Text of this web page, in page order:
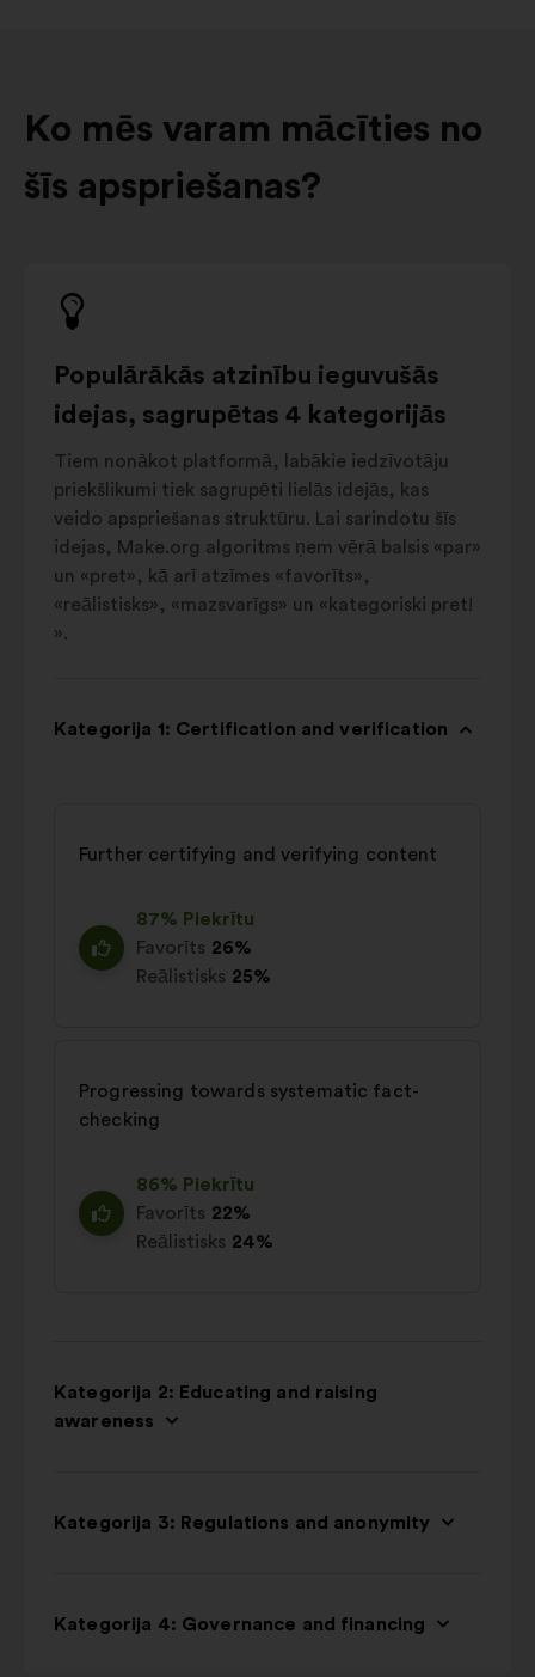
Ko mēs varam mācīties no
šīs apspriešanas?
Populārākās atzinību ieguvušās
idejas, sagrupētas 4 kategorijās
Tiem nonākot platformā, labākie iedzīvotāju
priekšlikumi tiek sagrupēti lielās idejās, kas
veido apspriešanas struktūru. Lai sarindotu šīs
idejas, Make.org algoritms ņem vērā balsis «par»
un «pret», kā arī atzīmes «favorīts»,
«reālistisks», «mazsvarīgs» un «kategoriski pret!
».
Kategorija 1: Certification and verification
Further certifying and verifying content
87% Piekrītu
Favorīts 26%
Reālistisks 25%
Progressing towards systematic fact-
checking
86% Piekrītu
Favorīts 22%
Reālistisks 24%
Kategorija 2: Educating and raising
awareness
Kategorija 3: Regulations and anonymity
Kategorija 4: Governance and financing